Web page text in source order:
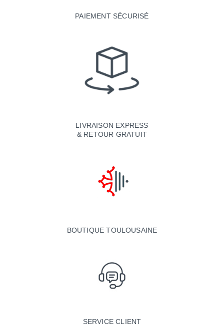
PAIEMENT SÉCURISÉ
LIVRAISON EXPRESS
& RETOUR GRATUIT
BOUTIQUE TOULOUSAINE
SERVICE CLIENT